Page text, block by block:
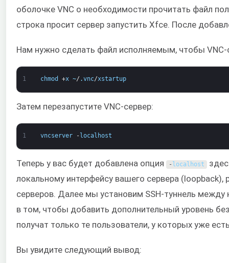
оболочке VNC о необходимости прочитать файл
строка просит сервер запустить Xfce. После
Нам нужно сделать файл исполняемым, чтобы
1 chmod +x ~/ .vnc/xstartup
Затем перезапустите VNC-сервер:
1 vncserver - localhost
Теперь у вас будет добавлена опция - localhost
локальному интерфейсу вашего сервера
серверов. Далее мы установим SSH-туннель
в том, чтобы добавить дополнительный уровень
получат только те пользователи, у которых уже
Вы увидите следующий вывод: